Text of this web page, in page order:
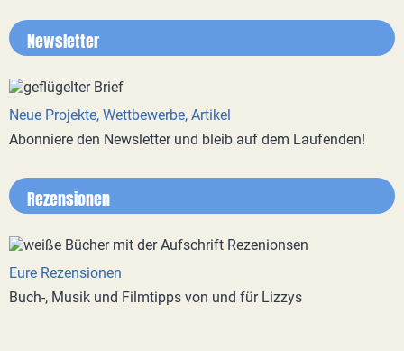
Newsletter
Neue Projekte, Wettbewerbe, Artikel
Abonniere den Newsletter und bleib auf dem Laufenden!
Rezensionen
Eure Rezensionen
Buch-, Musik und Filmtipps von und für Lizzys